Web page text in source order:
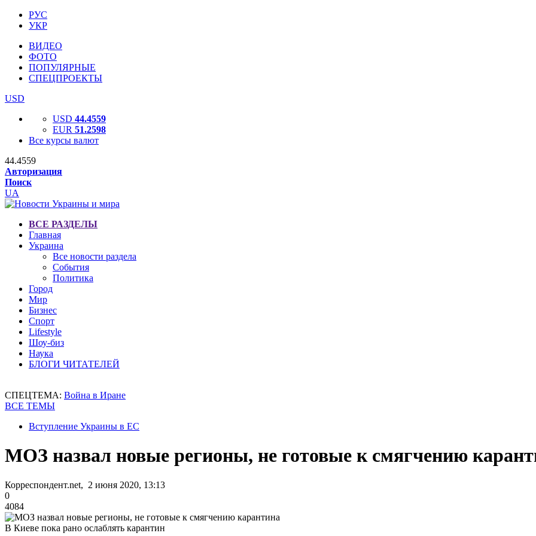
РУС
УКР
ВИДЕО
ФОТО
ПОПУЛЯРНЫЕ
СПЕЦПРОЕКТЫ
USD
USD 44.4559
EUR 51.2598
Все курсы валют
44.4559
Авторизация
Поиск
UA
ВСЕ РАЗДЕЛЫ
Главная
Украина
Все новости раздела
События
Политика
Город
Мир
Бизнес
Спорт
Lifestyle
Шоу-биз
Наука
БЛОГИ ЧИТАТЕЛЕЙ
СПЕЦТЕМА: Война в Иране
ВСЕ ТЕМЫ
Вступление Украины в ЕС
МОЗ назвал новые регионы, не готовые к смягчению
Корреспондент.net, 2 июня 2020, 13:13
0
4084
В Киеве пока рано ослаблять карантин